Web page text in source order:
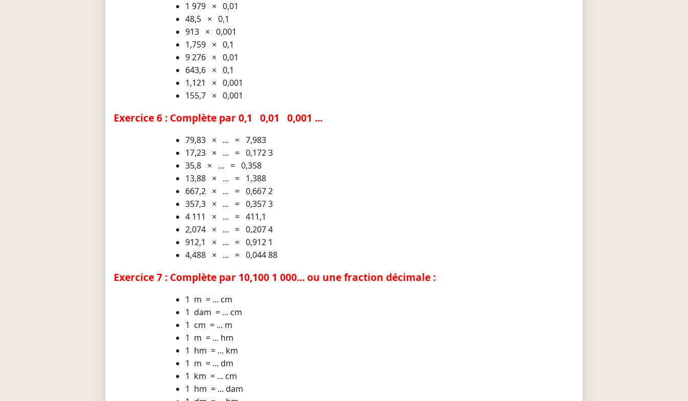
1 979 × 0,01
48,5 × 0,1
913 × 0,001
1,759 × 0,1
9 276 × 0,01
643,6 × 0,1
1,121 × 0,001
155,7 × 0,001
Exercice 6 : Complète par 0,1 0,01 0,001 ...
79,83 × ... = 7,983
17,23 × ... = 0,172 3
35,8 × ... = 0,358
13,88 × ... = 1,388
667,2 × ... = 0,667 2
357,3 × ... = 0,357 3
4 111 × ... = 411,1
2,074 × ... = 0,207 4
912,1 × ... = 0,912 1
4,488 × ... = 0,044 88
Exercice 7 : Complète par 10,100 1 000... ou une fraction décimale :
1 m = ... cm
1 dam = ... cm
1 cm = ... m
1 m = ... hm
1 hm = ... km
1 m = ... dm
1 km = ... cm
1 hm = ... dam